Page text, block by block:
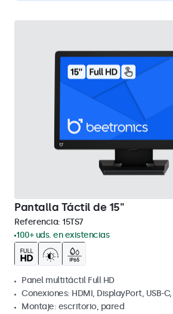
Pantalla Táctil de 15"
Referencia: 15TS7
100+ uds. en existencias
Panel multitáctil Full HD
Conexiones: HDMI, DisplayPort, USB-C,
Montaje: escritorio, pared